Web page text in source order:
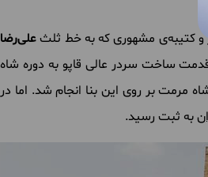
علی‌رضا
به ارگ سلطنتی است. قدمت ساخت سردر عالی قاپو به دوره شاه
مرمت بر روی این بنا انجام شد. اما در
به ثبت رسید.